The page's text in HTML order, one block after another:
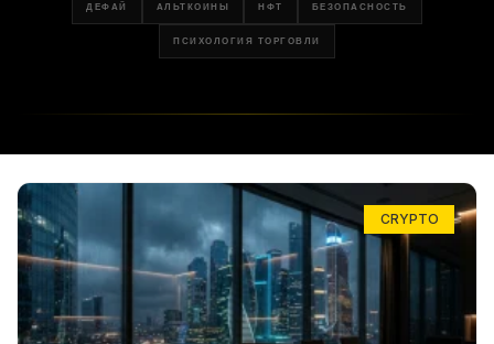
ДЕФАЙ АЛЬТКОИНЫ НФТ БЕЗОПАСНОСТЬ
ПСИХОЛОГИЯ ТОРГОВЛИ
CRYPTO